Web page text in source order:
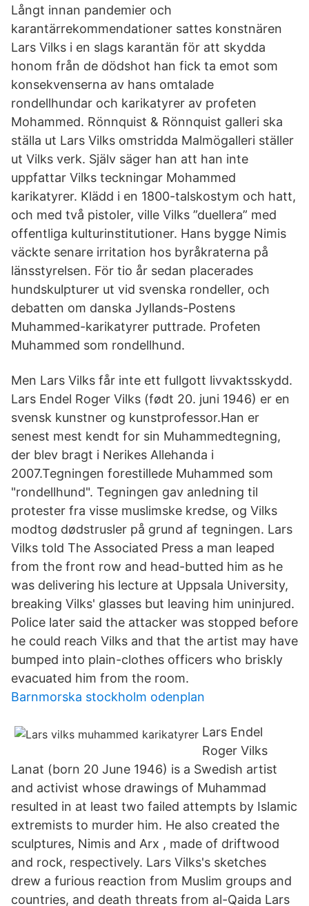
Långt innan pandemier och
karantärrekommendationer sattes konstnären
Lars Vilks i en slags karantän för att skydda
honom från de dödshot han fick ta emot som
konsekvenserna av hans omtalade
rondellhundar och karikatyrer av profeten
Mohammed. Rönnquist & Rönnquist galleri ska
ställa ut Lars Vilks omstridda Malmögalleri ställer
ut Vilks verk. Själv säger han att han inte
uppfattar Vilks teckningar Mohammed
karikatyrer. Klädd i en 1800-talskostym och hatt,
och med två pistoler, ville Vilks ”duellera” med
offentliga kulturinstitutioner. Hans bygge Nimis
väckte senare irritation hos byråkraterna på
länsstyrelsen. För tio år sedan placerades
hundskulpturer ut vid svenska rondeller, och
debatten om danska Jyllands-Postens
Muhammed-karikatyrer puttrade. Profeten
Muhammed som rondellhund.
Men Lars Vilks får inte ett fullgott livvaktsskydd.
Lars Endel Roger Vilks (født 20. juni 1946) er en
svensk kunstner og kunstprofessor.Han er
senest mest kendt for sin Muhammedtegning,
der blev bragt i Nerikes Allehanda i
2007.Tegningen forestillede Muhammed som
"rondellhund". Tegningen gav anledning til
protester fra visse muslimske kredse, og Vilks
modtog dødstrusler på grund af tegningen. Lars
Vilks told The Associated Press a man leaped
from the front row and head-butted him as he
was delivering his lecture at Uppsala University,
breaking Vilks' glasses but leaving him uninjured.
Police later said the attacker was stopped before
he could reach Vilks and that the artist may have
bumped into plain-clothes officers who briskly
evacuated him from the room.
Barnmorska stockholm odenplan
Lars Endel
Roger Vilks
Lanat (born 20 June 1946) is a Swedish artist
and activist whose drawings of Muhammad
resulted in at least two failed attempts by Islamic
extremists to murder him. He also created the
sculptures, Nimis and Arx , made of driftwood
and rock, respectively. Lars Vilks's sketches
drew a furious reaction from Muslim groups and
countries, and death threats from al-Qaida Lars